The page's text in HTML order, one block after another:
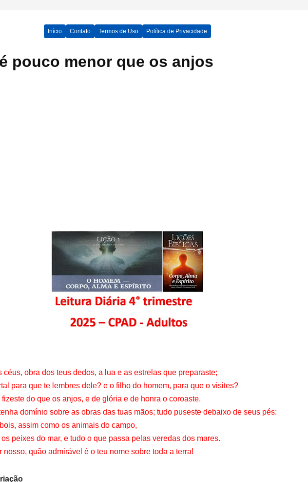
Início Contato Termos de Uso Política de Privacidade
pouco menor que os anjos
céus, obra dos teus dedos, a lua e as estrelas que preparaste;
para que te lembres dele? e o filho do homem, para que o visites?
do que os anjos, e de glória e de honra o coroaste.
domínio sobre as obras das tuas mãos; tudo puseste debaixo de seus pés:
assim como os animais do campo,
peixes do mar, e tudo o que passa pelas veredas dos mares.
nosso, quão admirável é o teu nome sobre toda a terra!